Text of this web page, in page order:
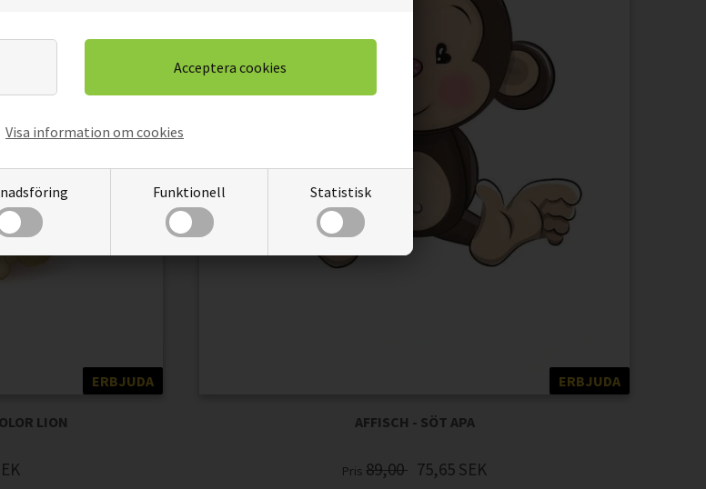
Funktionell Statistisk
Visa information om cookies
ERBJUDA
LION
ERBJUDA
AFFISCH - SÖT APA
Pris89,00 75,65 SEK